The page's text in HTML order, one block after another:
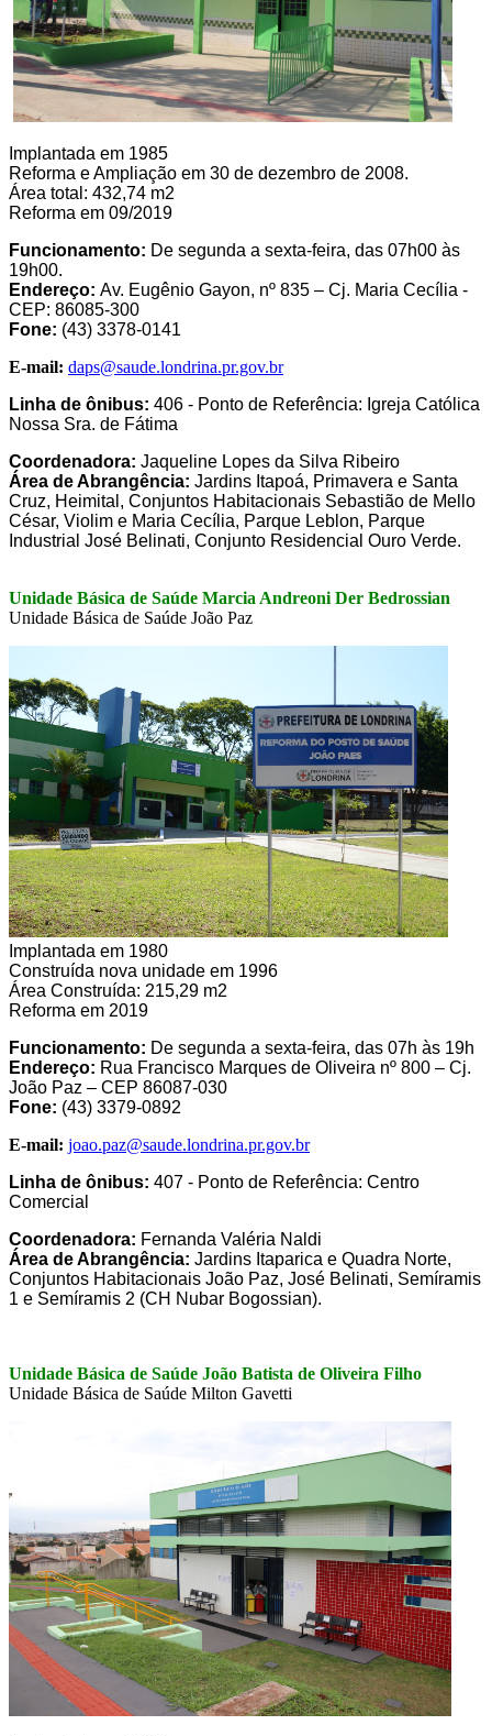
Implantada em 1985
Reforma e Ampliação em 30 de dezembro de 2008.
Área total: 432,74 m2
Reforma em 09/2019
Funcionamento: De segunda a sexta-feira, das 07h00 às
19h00.
Endereço: Av. Eugênio Gayon, nº 835 – Cj. Maria Cecília -
CEP: 86085-300
Fone: (43) 3378-0141
E-mail: daps@saude.londrina.pr.gov.br
Linha de ônibus: 406 - Ponto de Referência: Igreja Católica
Nossa Sra. de Fátima
Coordenadora: Jaqueline Lopes da Silva Ribeiro
Área de Abrangência: Jardins Itapoá, Primavera e Santa
Cruz, Heimital, Conjuntos Habitacionais Sebastião de Mello
César, Violim e Maria Cecília, Parque Leblon, Parque
Industrial José Belinati, Conjunto Residencial Ouro Verde.
Unidade Básica de Saúde Marcia Andreoni Der Bedrossian
Unidade Básica de Saúde João Paz
Implantada em 1980
Construída nova unidade em 1996
Área Construída: 215,29 m2
Reforma em 2019
Funcionamento: De segunda a sexta-feira, das 07h às 19h
Endereço: Rua Francisco Marques de Oliveira nº 800 – Cj.
João Paz – CEP 86087-030
Fone: (43) 3379-0892
E-mail: joao.paz@saude.londrina.pr.gov.br
Linha de ônibus: 407 - Ponto de Referência: Centro
Comercial
Coordenadora: Fernanda Valéria Naldi
Área de Abrangência: Jardins Itaparica e Quadra Norte,
Conjuntos Habitacionais João Paz, José Belinati, Semíramis
1 e Semíramis 2 (CH Nubar Bogossian).
Unidade Básica de Saúde João Batista de Oliveira Filho
Unidade Básica de Saúde Milton Gavetti